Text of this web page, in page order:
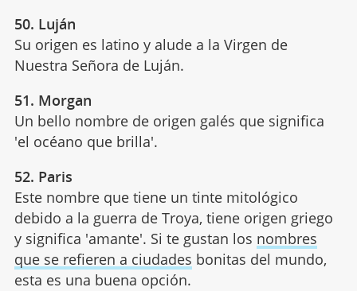
50. Luján
Su origen es latino y alude a la Virgen de
Nuestra Señora de Luján.
51. Morgan
Un bello nombre de origen galés que significa
'el océano que brilla'.
52. Paris
Este nombre que tiene un tinte mitológico
debido a la guerra de Troya, tiene origen griego
y significa 'amante'. Si te gustan los nombres
que se refieren a ciudades bonitas del mundo,
esta es una buena opción.